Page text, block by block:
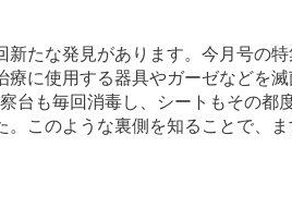
たな発見があります。今月号の
に使用する器具やガーゼなどを
台も毎回消毒し、シートもその
このような裏側を知ることで、